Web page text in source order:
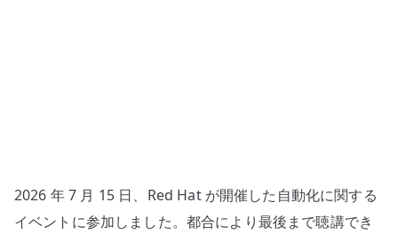
運
用
2026 年 7 月 15 日、Red Hat が開催した自動化に関する
イベントに参加しました。都合により最後まで聴講でき